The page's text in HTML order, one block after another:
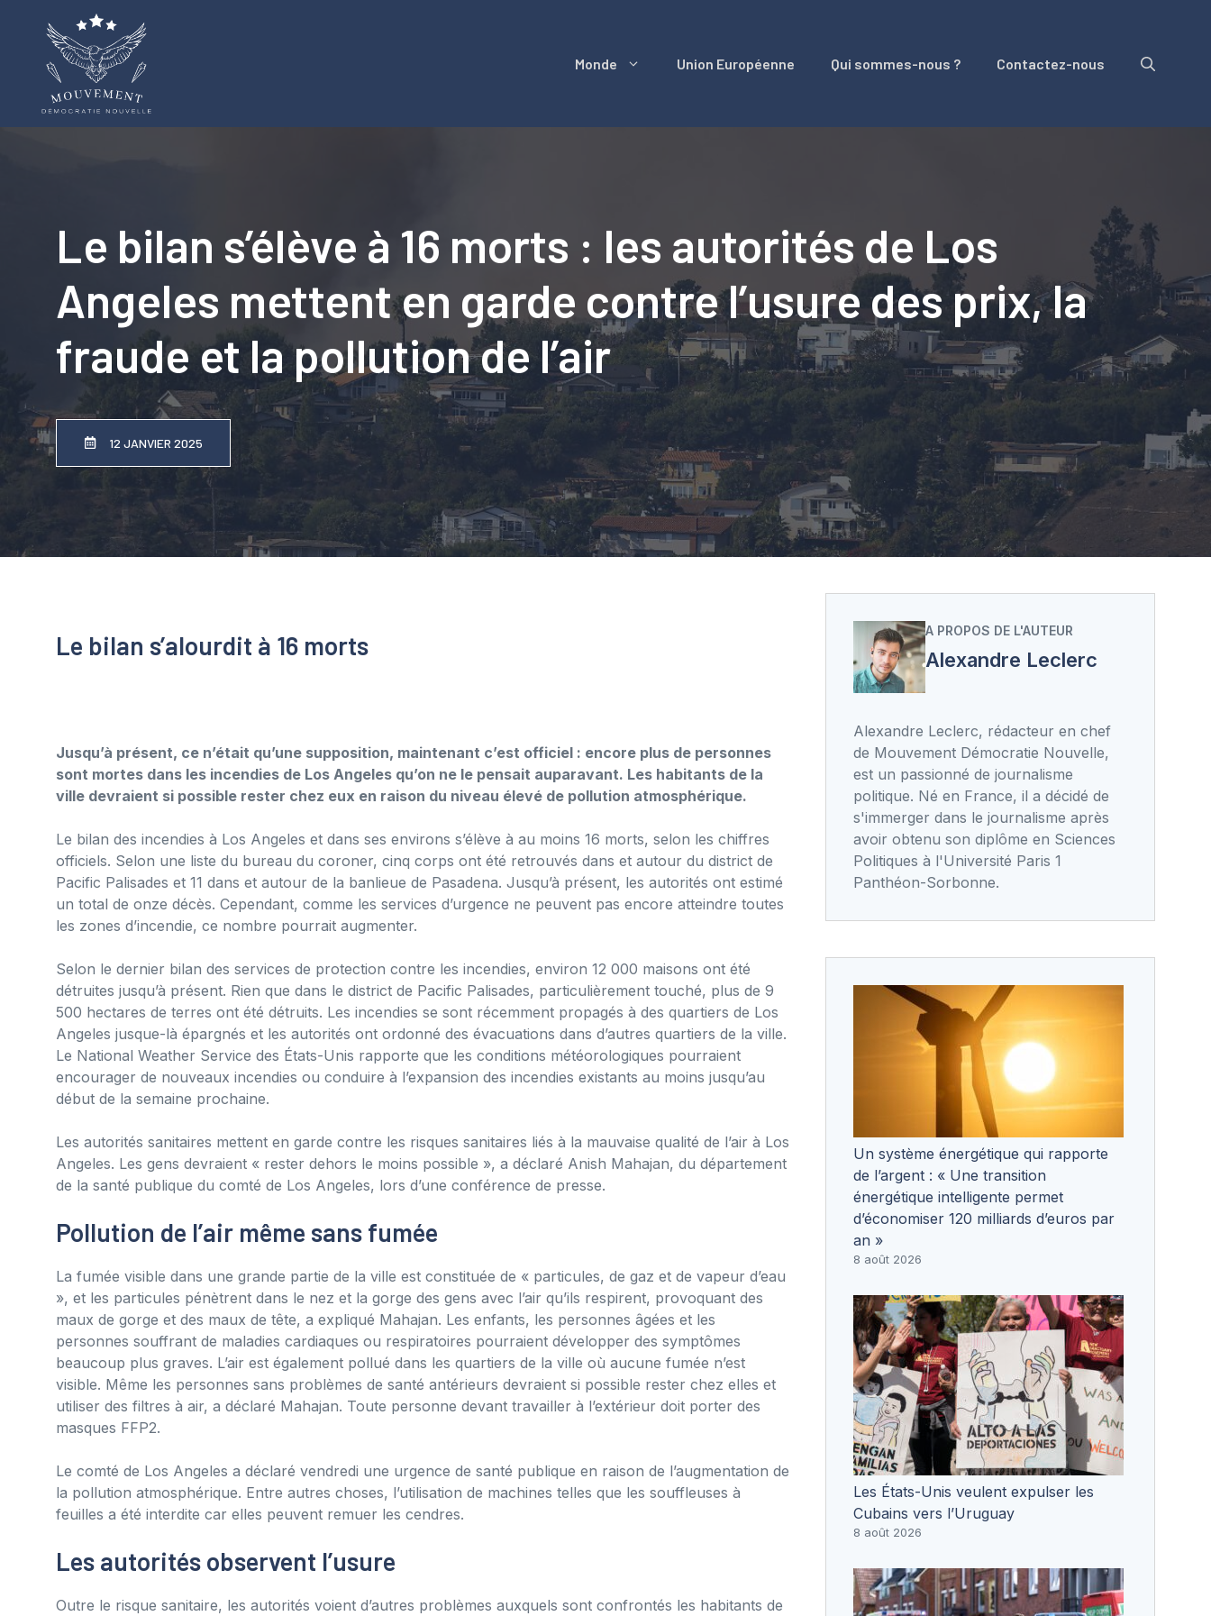
Monde Union Européenne Qui sommes-nous ? Contactez-nous
Le bilan s’élève à 16 morts : les autorités de Los
Angeles mettent en garde contre l’usure des prix, la
fraude et la pollution de l’air
12 JANVIER 2025
Le bilan s’alourdit à 16 morts
Jusqu’à présent, ce n’était qu’une supposition, maintenant c’est officiel : encore plus de personnes
sont mortes dans les incendies de Los Angeles qu’on ne le pensait auparavant. Les habitants de la
ville devraient si possible rester chez eux en raison du niveau élevé de pollution atmosphérique.
Le bilan des incendies à Los Angeles et dans ses environs s’élève à au moins 16 morts, selon les chiffres
officiels. Selon une liste du bureau du coroner, cinq corps ont été retrouvés dans et autour du district de
Pacific Palisades et 11 dans et autour de la banlieue de Pasadena. Jusqu’à présent, les autorités ont estimé
un total de onze décès. Cependant, comme les services d’urgence ne peuvent pas encore atteindre toutes
les zones d’incendie, ce nombre pourrait augmenter.
Selon le dernier bilan des services de protection contre les incendies, environ 12 000 maisons ont été
détruites jusqu’à présent. Rien que dans le district de Pacific Palisades, particulièrement touché, plus de 9
500 hectares de terres ont été détruits. Les incendies se sont récemment propagés à des quartiers de Los
Angeles jusque-là épargnés et les autorités ont ordonné des évacuations dans d’autres quartiers de la ville.
Le National Weather Service des États-Unis rapporte que les conditions météorologiques pourraient
encourager de nouveaux incendies ou conduire à l’expansion des incendies existants au moins jusqu’au
début de la semaine prochaine.
Les autorités sanitaires mettent en garde contre les risques sanitaires liés à la mauvaise qualité de l’air à Los
Angeles. Les gens devraient « rester dehors le moins possible », a déclaré Anish Mahajan, du département
de la santé publique du comté de Los Angeles, lors d’une conférence de presse.
Pollution de l’air même sans fumée
La fumée visible dans une grande partie de la ville est constituée de « particules, de gaz et de vapeur d’eau
», et les particules pénètrent dans le nez et la gorge des gens avec l’air qu’ils respirent, provoquant des
maux de gorge et des maux de tête, a expliqué Mahajan. Les enfants, les personnes âgées et les
personnes souffrant de maladies cardiaques ou respiratoires pourraient développer des symptômes
beaucoup plus graves. L’air est également pollué dans les quartiers de la ville où aucune fumée n’est
visible. Même les personnes sans problèmes de santé antérieurs devraient si possible rester chez elles et
utiliser des filtres à air, a déclaré Mahajan. Toute personne devant travailler à l’extérieur doit porter des
masques FFP2.
Le comté de Los Angeles a déclaré vendredi une urgence de santé publique en raison de l’augmentation de
la pollution atmosphérique. Entre autres choses, l’utilisation de machines telles que les souffleuses à
feuilles a été interdite car elles peuvent remuer les cendres.
Les autorités observent l’usure
Outre le risque sanitaire, les autorités voient d’autres problèmes auxquels sont confrontés les habitants de
A PROPOS DE L'AUTEUR
Alexandre Leclerc
Alexandre Leclerc, rédacteur en chef
de Mouvement Démocratie Nouvelle,
est un passionné de journalisme
politique. Né en France, il a décidé de
s'immerger dans le journalisme après
avoir obtenu son diplôme en Sciences
Politiques à l'Université Paris 1
Panthéon-Sorbonne.
Un système énergétique qui rapporte
de l’argent : « Une transition
énergétique intelligente permet
d’économiser 120 milliards d’euros par
an »
8 août 2026
Les États-Unis veulent expulser les
Cubains vers l’Uruguay
8 août 2026